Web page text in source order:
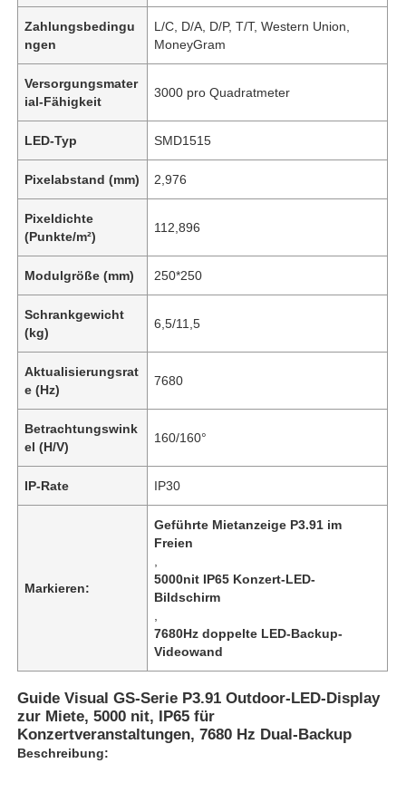
Zahlungsbedingu
ngen
L/C, D/A, D/P, T/T, Western Union,
MoneyGram
Versorgungsmater
ial-Fähigkeit
3000 pro Quadratmeter
LED-Typ SMD1515
Pixelabstand (mm) 2,976
Pixeldichte
(Punkte/m²)
112,896
Modulgröße (mm) 250*250
Schrankgewicht
(kg)
6,5/11,5
Aktualisierungsrat
e (Hz)
7680
Betrachtungswink
el (H/V)
160/160°
IP-Rate IP30
Markieren:
Geführte Mietanzeige P3.91 im
Freien
5000nit IP65 Konzert-LED-
Bildschirm
7680Hz doppelte LED-Backup-
Videowand
Guide Visual GS-Serie P3.91 Outdoor-LED-Display
zur Miete, 5000 nit, IP65 für
Konzertveranstaltungen, 7680 Hz Dual-Backup
Beschreibung: